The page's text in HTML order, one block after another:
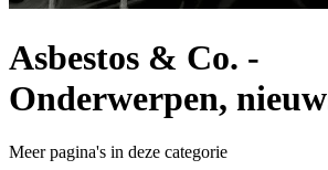
Asbestos & Co. -
Onderwerpen,
Meer pagina's in deze categorie